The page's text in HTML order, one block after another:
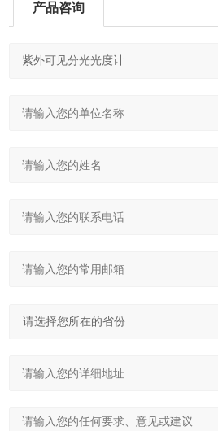
产品咨询